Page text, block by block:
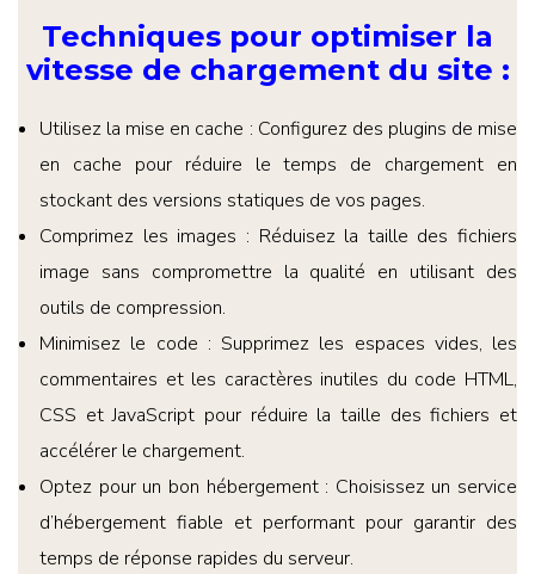
Techniques pour optimiser la
vitesse de chargement du site :
Utilisez la mise en cache : Configurez des plugins de mise
en cache pour réduire le temps de chargement en
stockant des versions statiques de vos pages.
Comprimez les images : Réduisez la taille des fichiers
image sans compromettre la qualité en utilisant des
outils de compression.
Minimisez le code : Supprimez les espaces vides, les
commentaires et les caractères inutiles du code HTML,
CSS et JavaScript pour réduire la taille des fichiers et
accélérer le chargement.
Optez pour un bon hébergement : Choisissez un service
d’hébergement fiable et performant pour garantir des
temps de réponse rapides du serveur.